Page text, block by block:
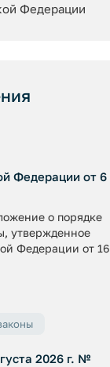
Федерации
Федерации от 6
о порядке
утвержденное
Федерации от 16
2026 г. №